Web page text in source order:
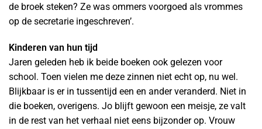
de broek steken? Ze was ommers voorgoed als vrommes
op de secretarie ingeschreven’.
Kinderen van hun tijd
Jaren geleden heb ik beide boeken ook gelezen voor
school. Toen vielen me deze zinnen niet echt op, nu wel.
Blijkbaar is er in tussentijd een en ander veranderd. Niet in
die boeken, overigens. Jo blijft gewoon een meisje, ze valt
in de rest van het verhaal niet eens bijzonder op. Vrouw